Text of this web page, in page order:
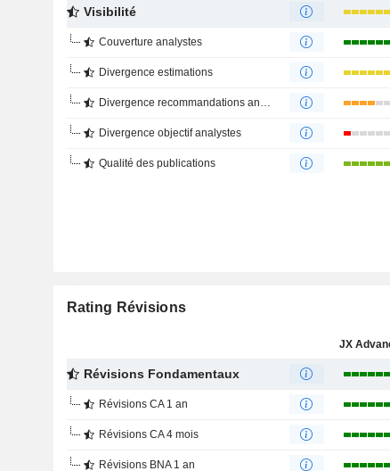
Visibilité
Couverture analystes
Divergence estimations
Divergence recommandations analystes
Divergence objectif analystes
Qualité des publications
Rating Révisions
Révisions Fondamentaux
Révisions CA 1 an
Révisions CA 4 mois
Révisions BNA 1 an